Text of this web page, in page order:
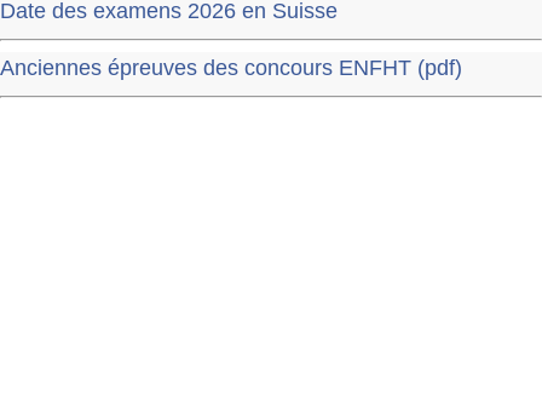
Date des examens 2026 en Suisse
Anciennes épreuves des concours ENFHT (pdf)